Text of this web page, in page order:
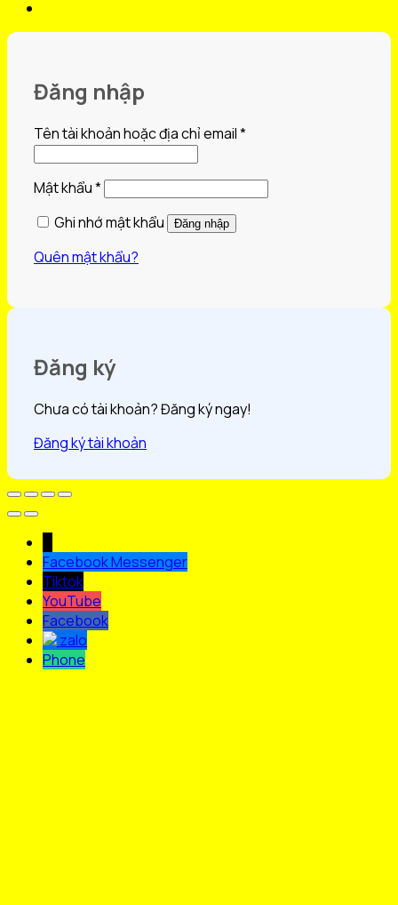
Đăng nhập
Tên tài khoản hoặc địa chỉ email*Bắt
Mật khẩu*Bắt
Ghi nhớ mật khẩu
Đăng nhập
Quên mật khẩu?
Đăng ký
Chưa có tài khoản? Đăng ký ngay!
Đăng ký tài khoản
Facebook Messenger
Tiktok
YouTube
Facebook
zalo
Phone